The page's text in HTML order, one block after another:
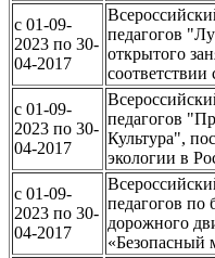
c 01-09-
2023 по 30-
04-2017
педагогов
открытого
c 01-09-
2023 по 30-
04-2017
педагогов
Культура",
экологии в
c 01-09-
2023 по 30-
04-2017
педагогов по
дорожного
«Безопасный